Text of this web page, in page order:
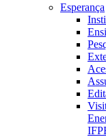
Esperança